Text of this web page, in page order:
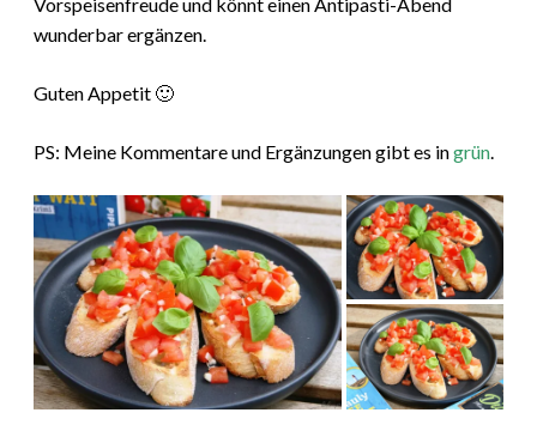
wunderbar ergänzen.
Guten Appetit 🙂
PS: Meine Kommentare und Ergänzungen gibt es ingrün.